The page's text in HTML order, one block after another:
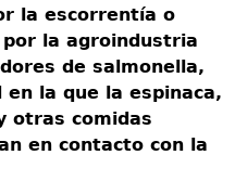
la escorrentía o
la agroindustria
de salmonella,
la que la espinaca,
otras comidas
en contacto con la